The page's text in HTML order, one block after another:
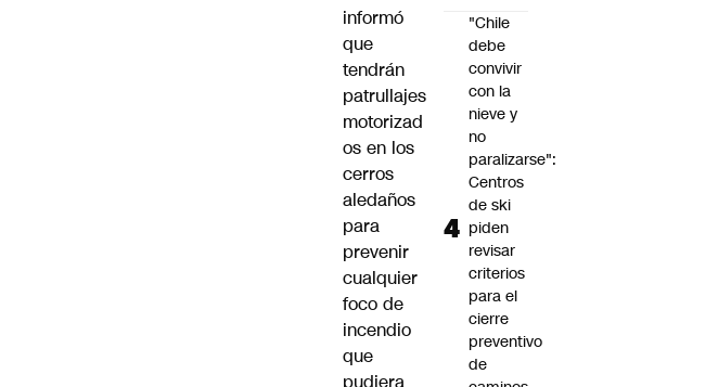
informó
que
tendrán
patrullajes
motorizad
os en los
cerros
aledaños
para
prevenir
cualquier
foco de
incendio
que
pudiera
"Chile
debe
convivir
con la
nieve y
no
paralizarse":
Centros
de ski
piden
revisar
criterios
para el
cierre
preventivo
de